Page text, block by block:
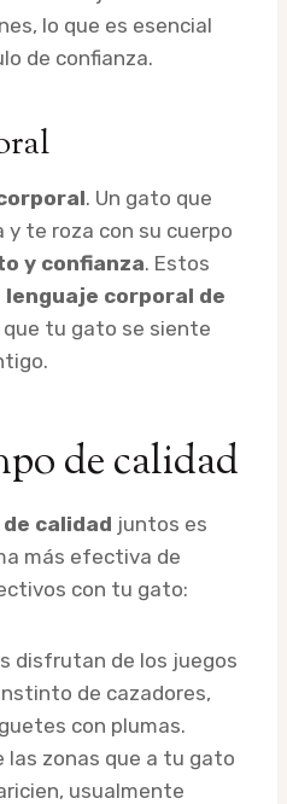
lo que es esencial
de confianza.
. Un gato que
te roza con su cuerpo
y confianza. Estos
lenguaje corporal de
que tu gato se siente
de calidad
calidad juntos es
más efectiva de
con tu gato:
disfrutan de los juegos
de cazadores,
con plumas.
las zonas que a tu gato
usualmente